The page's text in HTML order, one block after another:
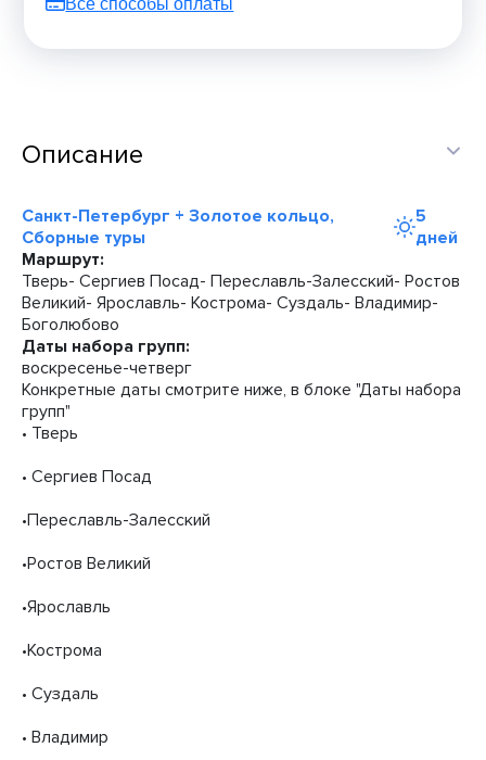
Все способы оплаты
Описание
Санкт-Петербург + Золотое кольцо,
Сборные туры
5
дней
Маршрут:
Тверь- Сергиев Посад- Переславль-Залесский- Ростов
Великий- Ярославль- Кострома- Суздаль- Владимир-
Боголюбово
Даты набора групп:
воскресенье-четверг
Конкретные даты смотрите ниже, в блоке "Даты набора
групп"
• Тверь
• Сергиев Посад
•Переславль-Залесский
•Ростов Великий
•Ярославль
•Кострома
• Суздаль
• Владимир